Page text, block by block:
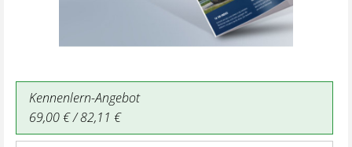
Kennenlern-Angebot
69,00 € / 82,11 €